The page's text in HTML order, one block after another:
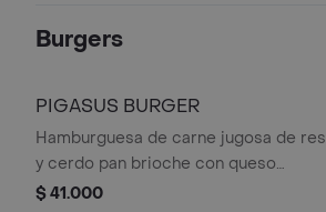
Burgers
PIGASUS BURGER
Hamburguesa de carne jugosa de res
y cerdo pan brioche con queso
parmesano queso cheddar y el toque
$ 41.000